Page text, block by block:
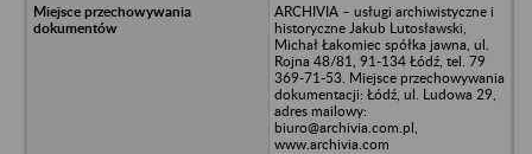
ARCHIVIA – usługi archiwistyczne i
historyczne Jakub Lutosławski,
Michał Łakomiec spółka jawna, ul.
Rojna 48/81, 91-134 Łódź, tel. 79
369-71-53. Miejsce przechowywania
dokumentacji: Łódź, ul. Ludowa 29,
adres mailowy:
biuro@archivia.com.pl,
www.archivia.com